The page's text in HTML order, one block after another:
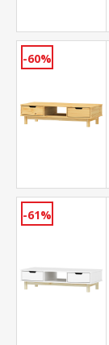
-60%
-61%